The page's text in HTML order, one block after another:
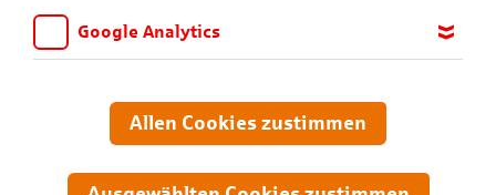
Google Analytics
anpassen und verbessern können. Aus diesem Grund nutzen wir
Google Analytics. Dieses Werkzeug erfasst die Seitenaufrufe zu
Übertragung anonymisiert.
Allen Cookies zustimmen